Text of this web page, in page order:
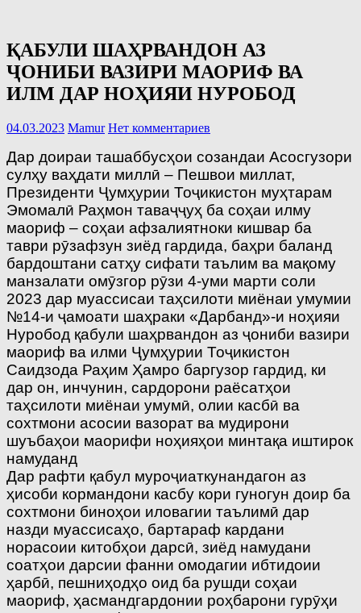
ҚАБУЛИ ШАҲРВАНДОН АЗ
ҶОНИБИ ВАЗИРИ МАОРИФ ВА
ИЛМ ДАР НОҲИЯИ НУРОБОД
04.03.2023 Mamur Нет комментариев
Дар доираи ташаббусҳои созандаи Асосгузори
сулҳу ваҳдати миллӣ – Пешвои миллат,
Президенти Ҷумҳурии Тоҷикистон муҳтарам
Эмомалӣ Раҳмон таваҷҷуҳ ба соҳаи илму
маориф – соҳаи афзалиятноки кишвар ба
таври рӯзафзун зиёд гардида, баҳри баланд
бардоштани сатҳу сифати таълим ва мақому
манзалати омӯзгор рӯзи 4-уми марти соли
2023 дар муассисаи таҳсилоти миёнаи умумии
№14-и ҷамоати шаҳраки «Дарбанд»-и ноҳияи
Нуробод қабули шаҳрвандон аз ҷониби вазири
маориф ва илми Ҷумҳурии Тоҷикистон
Саидзода Раҳим Ҳамро баргузор гардид, ки
дар он, инчунин, сардорони раёсатҳои
таҳсилоти миёнаи умумӣ, олии касбӣ ва
сохтмони асосии вазорат ва мудирони
шуъбаҳои маорифи ноҳияҳои минтақа иштирок
намуданд
Дар рафти қабул муроҷиаткунандагон аз
ҳисоби кормандони касбу кори гуногун доир ба
сохтмони биноҳои иловагии таълимӣ дар
назди муассисаҳо, бартараф кардани
норасоии китобҳои дарсӣ, зиёд намудани
соатҳои дарсии фанни омодагии ибтидоии
ҳарбӣ, пешниҳодҳо оид ба рушди соҳаи
маориф, ҳасмандгардонии роҳбарони гурӯҳи